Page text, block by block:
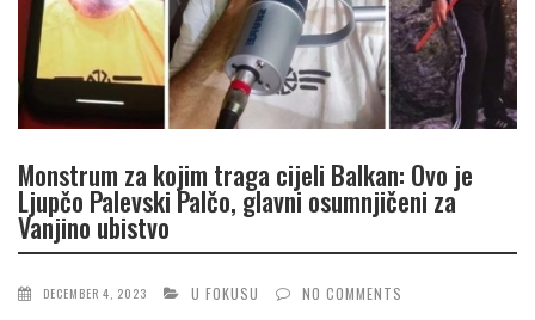
Monstrum za kojim traga cijeli Balkan: Ovo je
Ljupčo Palevski Palčo, glavni osumnjičeni za
Vanjino ubistvo
DECEMBER 4, 2023 U FOKUSU NO COMMENTS